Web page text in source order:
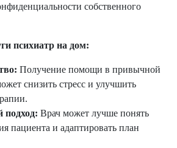
собственного
психиатр на дом:
Получение помощи в привычной
снизить стресс и улучшить
подход: Врач может лучше понять
пациента и адаптировать план